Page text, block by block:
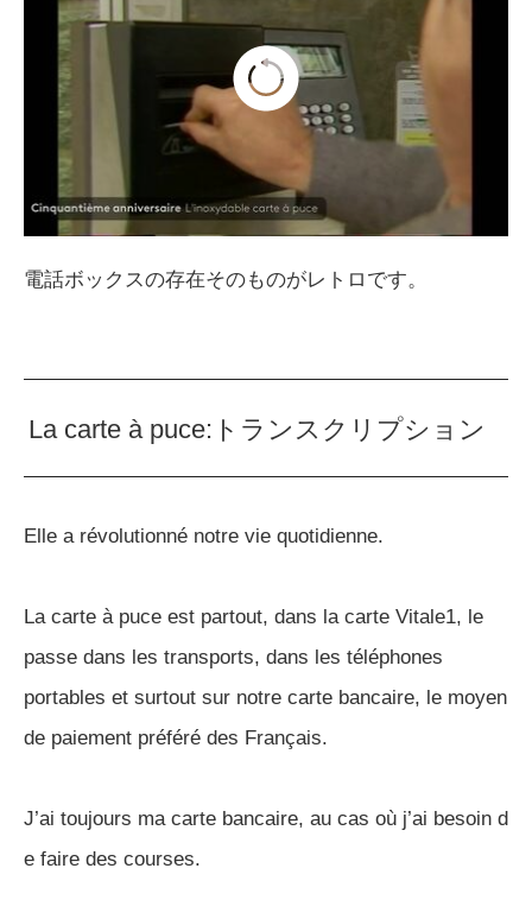
電話ボックスの存在そのものがレトロです。
La carte à puce:トランスクリプション
Elle a révolutionné notre vie quotidienne.
La carte à puce est partout, dans la carte Vitale1, le
passe dans les transports, dans les téléphones
portables et surtout sur notre carte bancaire, le moyen
de paiement préféré des Français.
J’ai toujours ma carte bancaire, au cas où j’ai besoin d
e faire des courses.